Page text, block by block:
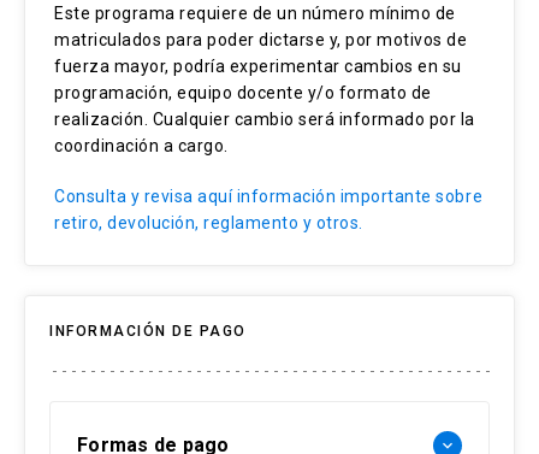
Reflexión grupal
Este programa requiere de un número mínimo de
matriculados para poder dictarse y, por motivos de
fuerza mayor, podría experimentar cambios en su
programación, equipo docente y/o formato de
realización. Cualquier cambio será informado por la
coordinación a cargo.
Consulta y revisa aquí información importante sobre
retiro, devolución, reglamento y otros.
INFORMACIÓN DE PAGO
Formas de pago keyboard_arrow_down